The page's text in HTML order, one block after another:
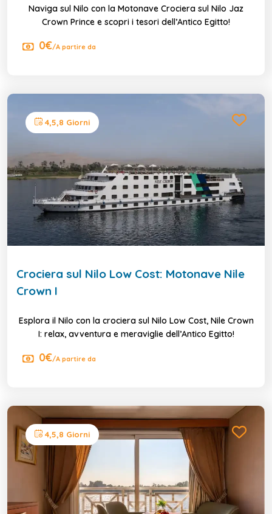
Naviga sul Nilo con la Motonave Crociera sul Nilo Jaz
Crown Prince e scopri i tesori dell’Antico Egitto!
0€/A partire da
4,5,8 Giorni
Crociera sul Nilo Low Cost: Motonave Nile
Crown I
Esplora il Nilo con la crociera sul Nilo Low Cost, Nile Crown
I: relax, avventura e meraviglie dell’Antico Egitto!
0€/A partire da
4,5,8 Giorni